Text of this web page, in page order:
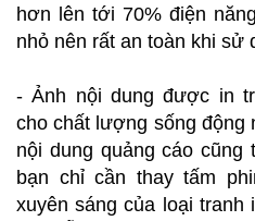
hơn lên tới 70% điện
nhỏ nên rất an toàn khi sử
- Ảnh nội dung được in
cho chất lượng sống động
nội dung quảng cáo
bạn chỉ cần thay tấm
xuyên sáng của loại tranh